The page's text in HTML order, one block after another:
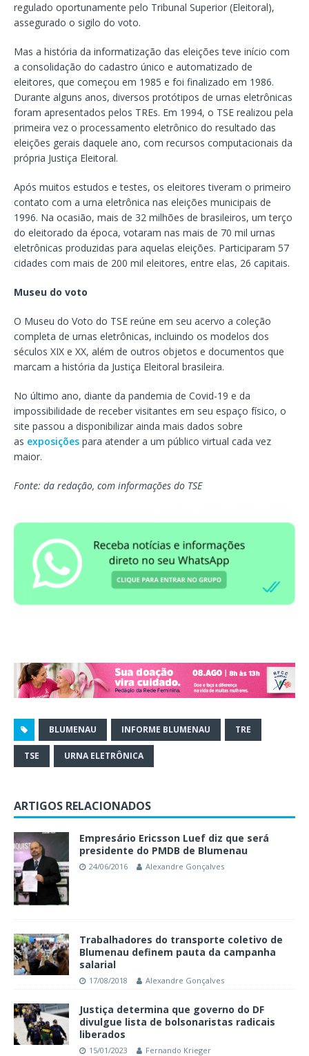
regulado oportunamente pelo Tribunal Superior (Eleitoral),
assegurado o sigilo do voto.
Mas a história da informatização das eleições teve início com
a consolidação do cadastro único e automatizado de
eleitores, que começou em 1985 e foi finalizado em 1986.
Durante alguns anos, diversos protótipos de urnas eletrônicas
foram apresentados pelos TREs. Em 1994, o TSE realizou pela
primeira vez o processamento eletrônico do resultado das
eleições gerais daquele ano, com recursos computacionais da
própria Justiça Eleitoral.
Após muitos estudos e testes, os eleitores tiveram o primeiro
contato com a urna eletrônica nas eleições municipais de
1996. Na ocasião, mais de 32 milhões de brasileiros, um terço
do eleitorado da época, votaram nas mais de 70 mil urnas
eletrônicas produzidas para aquelas eleições. Participaram 57
cidades com mais de 200 mil eleitores, entre elas, 26 capitais.
Museu do voto
O Museu do Voto do TSE reúne em seu acervo a coleção
completa de urnas eletrônicas, incluindo os modelos dos
séculos XIX e XX, além de outros objetos e documentos que
marcam a história da Justiça Eleitoral brasileira.
No último ano, diante da pandemia de Covid-19 e da
impossibilidade de receber visitantes em seu espaço físico, o
site passou a disponibilizar ainda mais dados sobre
as exposições para atender a um público virtual cada vez
maior.
Fonte: da redação, com informações do TSE
BLUMENAU INFORME BLUMENAU TRE
TSE URNA ELETRÔNICA
ARTIGOS RELACIONADOS
Empresário Ericsson Luef diz que será
presidente do PMDB de Blumenau
24/06/2016 Alexandre Gonçalves
Trabalhadores do transporte coletivo de
Blumenau definem pauta da campanha
salarial
17/08/2018 Alexandre Gonçalves
Justiça determina que governo do DF
divulgue lista de bolsonaristas radicais
liberados
15/01/2023 Fernando Krieger